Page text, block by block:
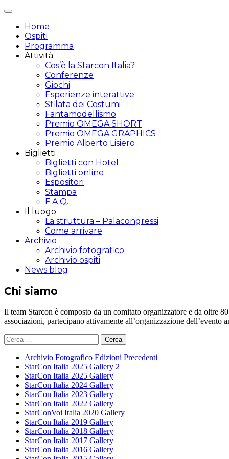
Attiva/disattiva
navigazione
Home
Ospiti
Programma
Attività
Cos’è la Starcon Italia?
Conferenze
Giochi
Esperienze interattive
Sfilata dei Costumi
Fantamodellismo
Premio OMEGA SHORT
Premio OMEGA GRAPHICS
Premio Alberto Lisiero
Biglietti
Biglietti con Hotel
Biglietti online
Espositori
Stampa
F.A.Q.
Il luogo
La struttura – Palacongressi
Come arrivare
Archivio
Archivio fotografico
Archivio ospiti
News blog
Chi siamo
Il team Starcon è composto da un comitato organizzatore e da oltre
associazioni, partecipano attivamente all’organizzazione
Ricerca
per:
Archivio Fotografico Edizioni Precedenti
StarCon Italia 2025 Gallery 2
StarCon Italia 2025 Gallery
StarCon Italia 2024 Gallery
StarCon Italia 2023 Gallery
StarCon Italia 2022 Gallery
StarConVoi Italia 2020 Gallery
StarCon Italia 2019 Gallery
StarCon Italia 2018 Gallery
StarCon Italia 2017 Gallery
StarCon Italia 2016 Gallery